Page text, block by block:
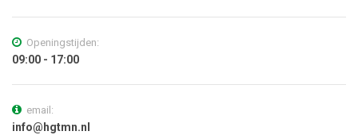
Openingstijden:
09:00 - 17:00
email:
info@hgtmn.nl